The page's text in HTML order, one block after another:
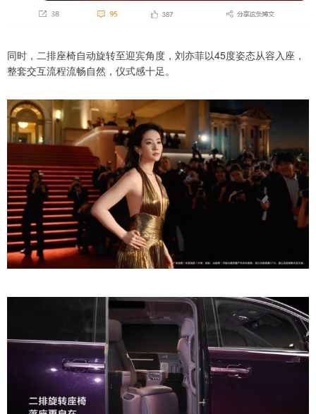
同时，二排座椅自动旋转至迎宾角度，刘亦菲以45度姿态从容入座，
整套交互流程流畅自然，仪式感十足。